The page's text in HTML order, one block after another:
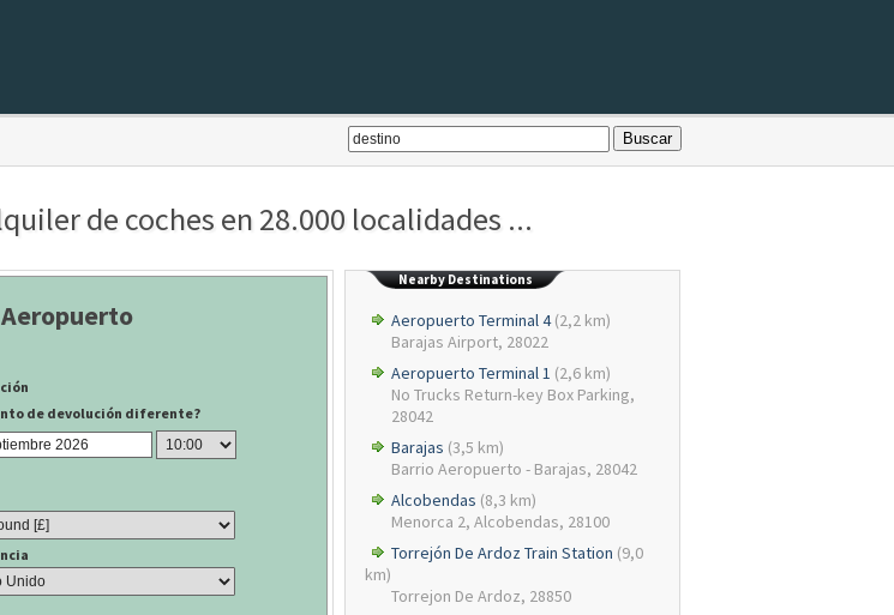
de coches en 28.000 localidades ...
de devolución diferente?
Nearby Destinations
Aeropuerto Terminal 4(2,2 km)
Barajas Airport, 28022
Aeropuerto Terminal 1 (2,6 km)
No Trucks Return-key Box Parking,
28042
Barajas (3,5 km)
Barrio Aeropuerto - Barajas, 28042
Alcobendas (8,3 km)
Menorca 2, Alcobendas, 28100
Torrejón De Ardoz Train Station (9,0
km)
Torrejon De Ardoz, 28850